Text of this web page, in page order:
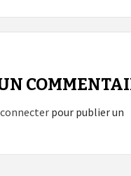
pour publier un